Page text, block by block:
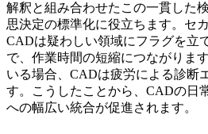
解釈と組み合わせたこの一貫した
思決定の標準化に役立ちます。セ
CADは疑わしい領域にフラグを立
で、作業時間の短縮につながりま
いる場合、CADは疲労による診断
す。こうしたことから、CADの日
への幅広い統合が促進されます。